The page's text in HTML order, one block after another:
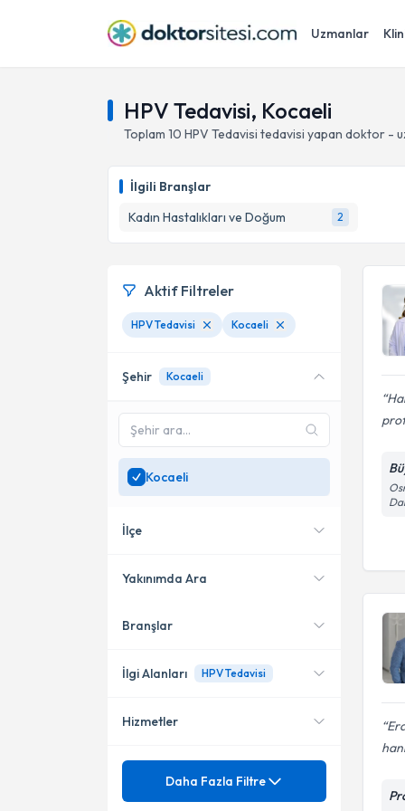
Uzmanlar
HPV Tedavisi, Kocaeli
Toplam 10 HPV Tedavisi tedavisi yapan doktor -
İlgili Branşlar
Kadın Hastalıkları ve Doğum
2
Aktif Filtreler
HPV Tedavisi Kocaeli
Şehir Kocaeli
Kocaeli
İlçe
Darıca
İzmit
Yakınımda Ara
Konumuma yakın uzmanları
Branşlar
Kadın Hastalıkları ve Doğum
İlgi Alanları HPV Tedavisi
Gebelik
Hizmetler
Mezuniyet
Daha Fazla Filtre